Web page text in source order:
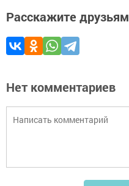
Расскажите друзьям
Нет комментариев